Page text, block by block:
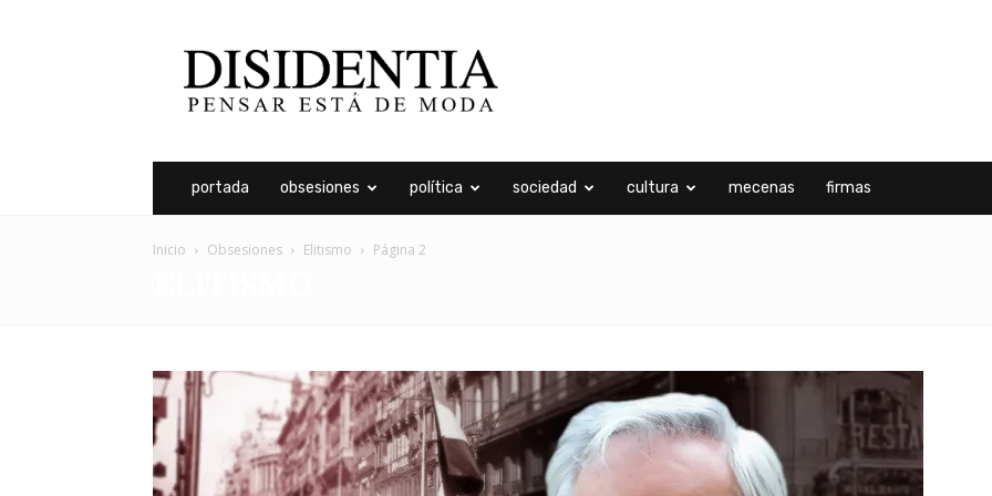
portada obsesiones política sociedad cultura mecenas firmas
Inicio Obsesiones Elitismo Página 2